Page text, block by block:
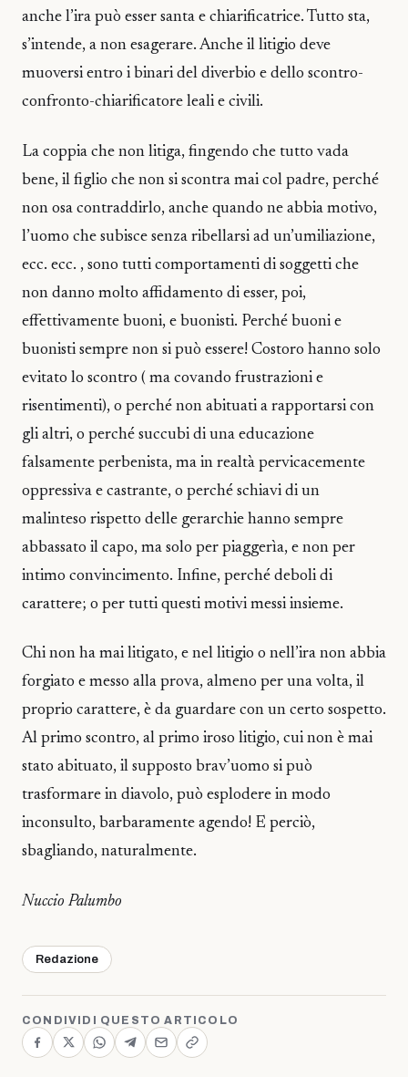
anche l’ira può esser santa e chiarificatrice. Tutto sta,
s’intende, a non esagerare. Anche il litigio deve
muoversi entro i binari del diverbio e dello scontro-
confronto-chiarificatore leali e civili.
La coppia che non litiga, fingendo che tutto vada
bene, il figlio che non si scontra mai col padre, perché
non osa contraddirlo, anche quando ne abbia motivo,
l’uomo che subisce senza ribellarsi ad un’umiliazione,
ecc. ecc. , sono tutti comportamenti di soggetti che
non danno molto affidamento di esser, poi,
effettivamente buoni, e buonisti. Perché buoni e
buonisti sempre non si può essere! Costoro hanno solo
evitato lo scontro ( ma covando frustrazioni e
risentimenti), o perché non abituati a rapportarsi con
gli altri, o perché succubi di una educazione
falsamente perbenista, ma in realtà pervicacemente
oppressiva e castrante, o perché schiavi di un
malinteso rispetto delle gerarchie hanno sempre
abbassato il capo, ma solo per piaggerìa, e non per
intimo convincimento. Infine, perché deboli di
carattere; o per tutti questi motivi messi insieme.
Chi non ha mai litigato, e nel litigio o nell’ira non abbia
forgiato e messo alla prova, almeno per una volta, il
proprio carattere, è da guardare con un certo sospetto.
Al primo scontro, al primo iroso litigio, cui non è mai
stato abituato, il supposto brav’uomo si può
trasformare in diavolo, può esplodere in modo
inconsulto, barbaramente agendo! E perciò,
sbagliando, naturalmente.
Nuccio Palumbo
Redazione
CONDIVIDI QUESTO ARTICOLO